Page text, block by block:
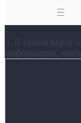
3. В самом верху
информация, жмём